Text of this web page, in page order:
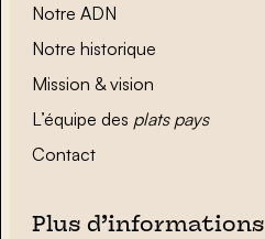
Notre ADN
Notre historique
Mission & vision
L’équipe des plats pays
Contact
Plus d’informations